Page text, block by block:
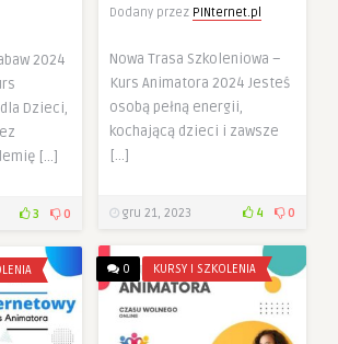
2024
Dzieci,
[…]
3 0
Dodany przez PINternet.pl
Nowa Trasa Szkoleniowa –
Kurs Animatora 2024 Jesteś
osobą pełną energii,
kochającą dzieci i zawsze
[…]
gru 21, 2023 4 0
0 KURSY I SZKOLENIA